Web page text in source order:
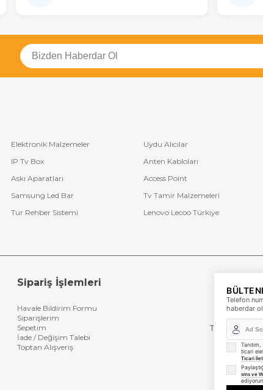
göre oldukça performanslı, ses yalıtımı iyi, çekim mesafesi
Etmeliyiz
merterelektronik.com
da ekonomik fiyat performans
aşağıdaki kaliteli ürünler barındıran markalar bulunmaktadır.
Elektronik Malzemeler Uydu Alıcılar
IP Tv Box Anten Kabloları
Askı Aparatları Access Point
Samsung Led Bar Tv Tamir Malzemeleri
Tur Rehber Sistemi Lenovo Lecoo Türkiye
Sipariş İşlemleri
Havale Bildirim Formu
Siparişlerim
Sepetim
İade / Değişim Talebi
Toptan Alışveriş
Tevfik Bey
Telefon
haberdar
ticari
Ticari
sms ve